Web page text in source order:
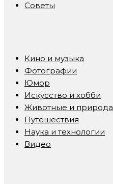
Советы
Кино и музыка
Фотографии
Юмор
Искусство и хобби
Животные и природа
Путешествия
Наука и технологии
Видео